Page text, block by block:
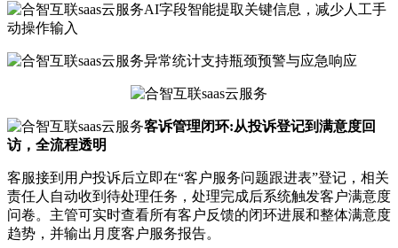
AI字段智能提取关键信息，减少人工手
动操作输入
异常统计支持瓶颈预警与应急响应
客诉管理闭环:从投诉登记到满意度回
访，全流程透明
客服接到用户投诉后立即在“客户服务问题跟进表”登记，相关
责任人自动收到待处理任务，处理完成后系统触发客户满意度
问卷。主管可实时查看所有客户反馈的闭环进展和整体满意度
趋势，并输出月度客户服务报告。